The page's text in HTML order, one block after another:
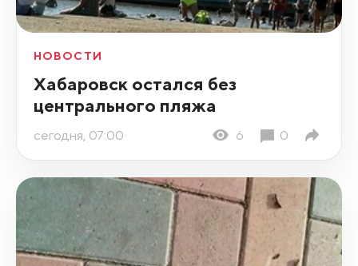
НОВОСТИ
Хабаровск остался без
центрального пляжа
сегодня, 07:00 6 0